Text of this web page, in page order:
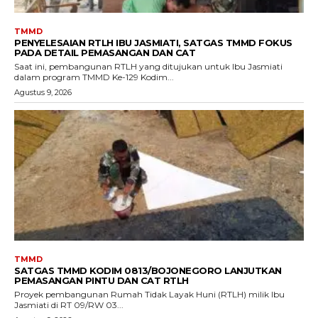
TMMD
PENYELESAIAN RTLH IBU JASMIATI, SATGAS TMMD FOKUS
PADA DETAIL PEMASANGAN DAN CAT
Saat ini, pembangunan RTLH yang ditujukan untuk Ibu Jasmiati
dalam program TMMD Ke-129 Kodim...
Agustus 9, 2026
TMMD
SATGAS TMMD KODIM 0813/BOJONEGORO LANJUTKAN
PEMASANGAN PINTU DAN CAT RTLH
Proyek pembangunan Rumah Tidak Layak Huni (RTLH) milik Ibu
Jasmiati di RT 09/RW 03...